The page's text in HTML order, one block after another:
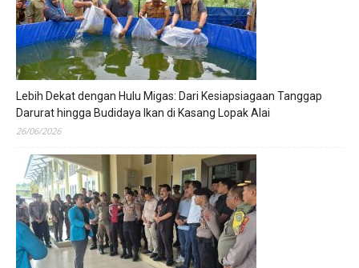
Lebih Dekat dengan Hulu Migas: Dari Kesiapsiagaan Tanggap
Darurat hingga Budidaya Ikan di Kasang Lopak Alai
26/06/2026